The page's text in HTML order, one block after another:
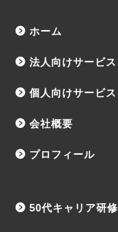
ホーム
法人向けサービス
個人向けサービス
会社概要
プロフィール
50代キャリア研修